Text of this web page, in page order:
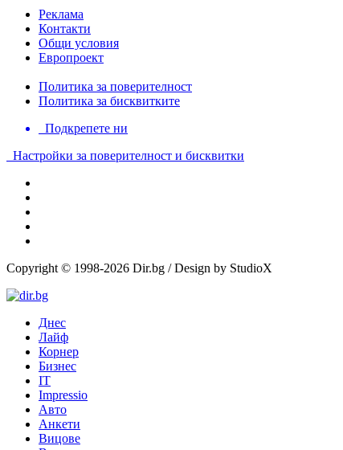
Реклама
Контакти
Общи условия
Европроект
Политика за поверителност
Политика за бисквитките
Подкрепете ни
Настройки за поверителност и бисквитки
Copyright © 1998-2026 Dir.bg / Design by StudioX
Днес
Лайф
Корнер
Бизнес
IT
Impressio
Авто
Анкети
Вицове